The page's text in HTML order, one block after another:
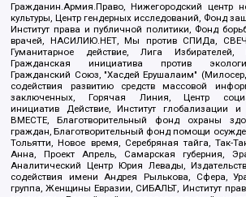
Гражданин.Армия.Право, Нижегородский центр
культуры, Центр гендерных исследований, Фонд
Институт права и публичной политики, Фонд
врачей, НАСИЛИЮ.НЕТ, Мы против СПИДа,
Гуманитарное действие, Лига Избирателей,
Гражданская инициатива против
Гражданский Союз, "Хасдей Ерушалаим"
содействия развитию средств массовой
заключенных, Горячая Линия, Центр
инициатив Действие, Институт глобализации
ВМЕСТЕ, Благотворительный фонд охраны
граждан, Благотворительный фонд помощи
Тольятти, Новое время, Серебряная тайга, Так-
Анна, Проект Апрель, Самарская губерния,
Аналитический Центр Юрия Левады,
содействия имени Андрея Рылькова, Сфера,
группа, Женщины Евразии, СИБАЛЬТ, Институт